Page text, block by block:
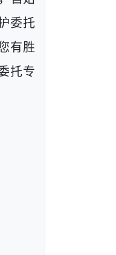
委托
有胜
托专